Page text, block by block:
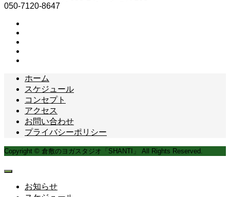
050-7120-8647
ホーム
スケジュール
コンセプト
アクセス
お問い合わせ
プライバシーポリシー
Copyright © 倉敷のヨガスタジオ「SHANTI」 All Rights Reserved.
お知らせ